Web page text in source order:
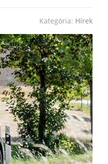
Kategória: Hírek